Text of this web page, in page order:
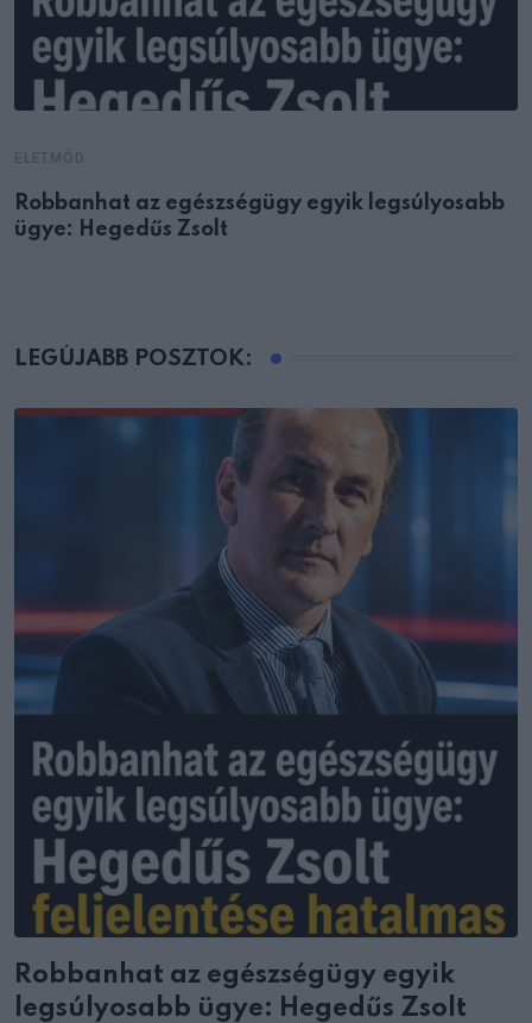
Robbanhat az egészségügy egyik legsúlyosabb
ügye: Hegedűs Zsolt
LEGÚJABB POSZTOK:
Robbanhat az egészségügy egyik
legsúlyosabb ügye: Hegedűs Zsolt